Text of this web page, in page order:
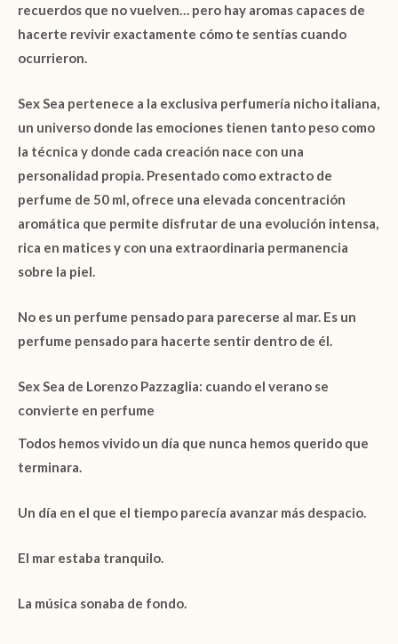
recuerdos que no vuelven… pero hay aromas capaces de
hacerte revivir exactamente cómo te sentías cuando
ocurrieron.
Sex Sea pertenece a la exclusiva perfumería nicho italiana,
un universo donde las emociones tienen tanto peso como
la técnica y donde cada creación nace con una
personalidad propia. Presentado como extracto de
perfume de 50 ml, ofrece una elevada concentración
aromática que permite disfrutar de una evolución intensa,
rica en matices y con una extraordinaria permanencia
sobre la piel.
No es un perfume pensado para parecerse al mar. Es un
perfume pensado para hacerte sentir dentro de él.
Sex Sea de Lorenzo Pazzaglia: cuando el verano se
convierte en perfume
Todos hemos vivido un día que nunca hemos querido que
terminara.
Un día en el que el tiempo parecía avanzar más despacio.
El mar estaba tranquilo.
La música sonaba de fondo.